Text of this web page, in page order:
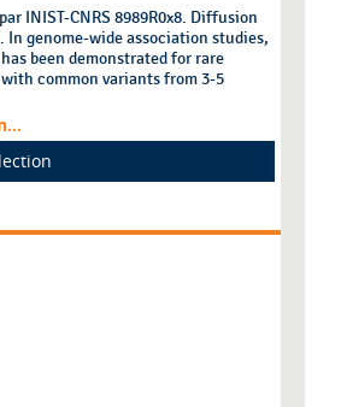
INIST-CNRS 8989R0x8. Diffusion
genome-wide association studies,
been demonstrated for rare
common variants from 3-5